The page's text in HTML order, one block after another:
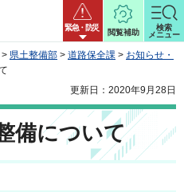
緊急・防災
閲覧補助
検索
メニュー
> 県土整備部 > 道路保全課 > お知らせ・
更新日：2020年9月28日
備について